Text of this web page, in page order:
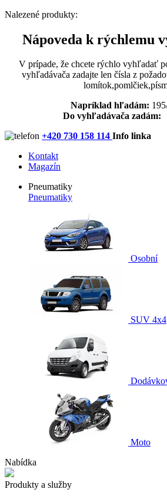
Nalezené produkty:
Nápoveda k rýchlemu
V prípade, že chcete rýchlo vyhľadať
vyhľadávača zadajte len čísla z
Napríklad hľadám:
Do vyhľadávača zadám:
+420 730 158 114 Info linka
Kontakt
Magazín
Pneumatiky
Pneumatiky
Osobní
SUV 4x4
Moto
Nabídka
Produkty a služby